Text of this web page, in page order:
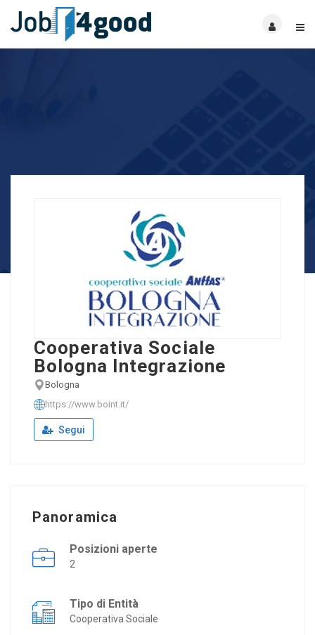
Cooperativa Sociale
Bologna Integrazione
Bologna
https://www.boint.it/
Segui
Panoramica
Posizioni aperte
2
Tipo di Entità
Cooperativa Sociale